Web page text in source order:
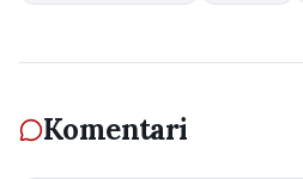
Komentari